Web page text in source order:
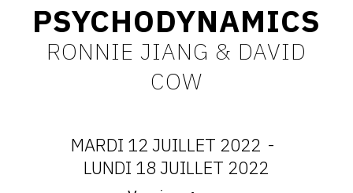
INSTAGRAM
FACEBOOK
TWITTER
PSYCHODYNAMICS
RONNIE JIANG & DAVID
COW
DATES
MARDI 12 JUILLET 2022 -
LUNDI 18 JUILLET 2022